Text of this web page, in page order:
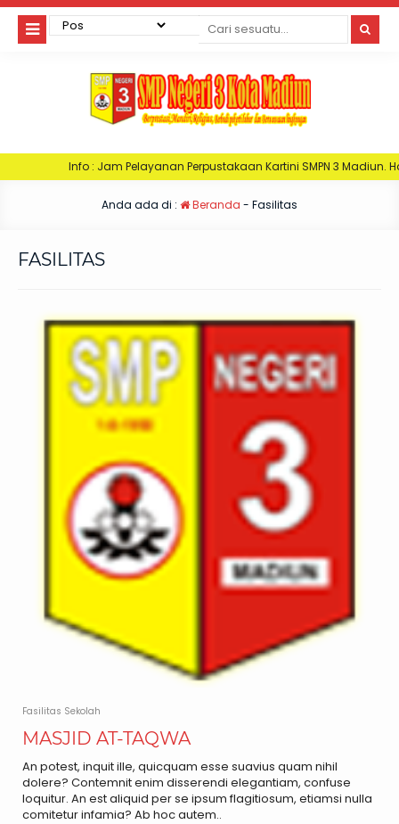
Jam Pelayanan Perpustakaan Kartini SMPN 3 Madiun. Hari Senin : Jam
Anda ada di : Beranda - Fasilitas
FASILITAS
Fasilitas Sekolah
MASJID AT-TAQWA
An potest, inquit ille, quicquam esse suavius quam nihil
dolere? Contemnit enim disserendi elegantiam, confuse
loquitur. An est aliquid per se ipsum flagitiosum, etiamsi nulla
comitetur infamia? Ab hoc autem..